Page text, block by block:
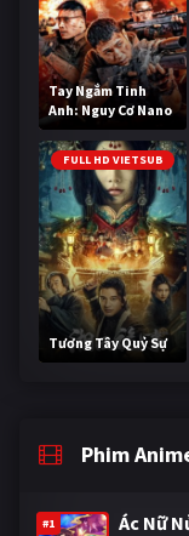
Tay Ngắm Tinh
Anh: Nguy Cơ Nano
FULL HD VIETSUB
Tương Tây Quỷ Sự
Phim
#1 Ác Nữ